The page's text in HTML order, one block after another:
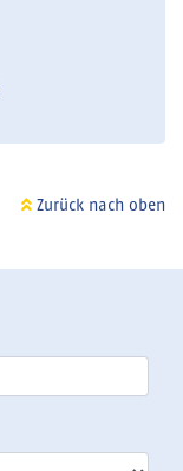
Zurück nach oben